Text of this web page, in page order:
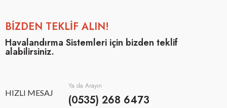
BİZDEN TEKLİF ALIN!
Havalandırma Sistemleri için bizden teklif
alabilirsiniz.
HIZLI MESAJ
Ya da Arayın
(0535) 268 6473